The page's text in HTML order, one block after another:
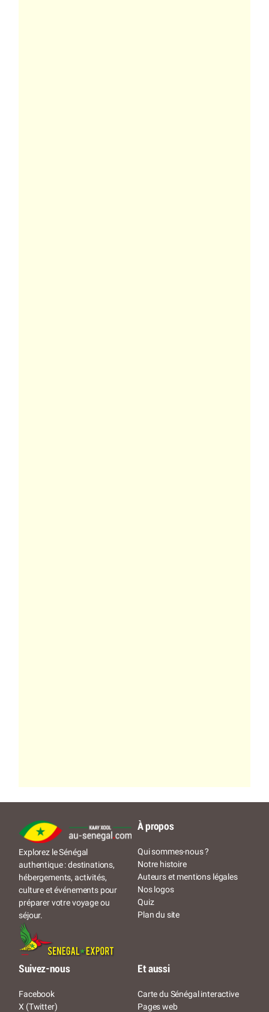
Explorez le Sénégal
authentique : destinations,
hébergements, activités,
culture et événements pour
préparer votre voyage ou
séjour.
À propos
Qui sommes-nous ?
Notre histoire
Auteurs et mentions légales
Nos logos
Quiz
Plan du site
Suivez-nous
Facebook
X (Twitter)
Et aussi
Carte du Sénégal interactive
Pages web